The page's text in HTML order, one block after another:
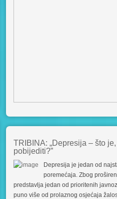
TRIBINA: „Depresija – što
pobijediti?”
Depresija je jedan od
poremećaja. Zbog
predstavlja jedan od prioritenih
puno više od prolaznog osjećaja